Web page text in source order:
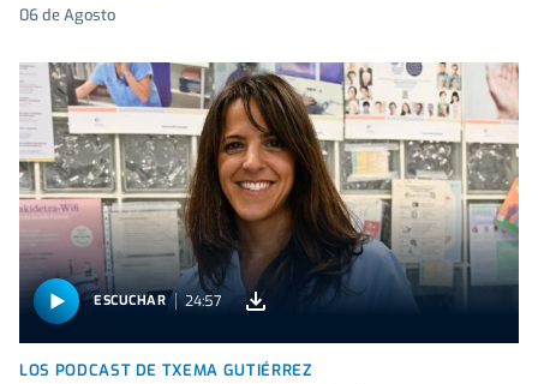
06 de Agosto
ESCUCHAR 24:57
LOS PODCAST DE TXEMA GUTIÉRREZ